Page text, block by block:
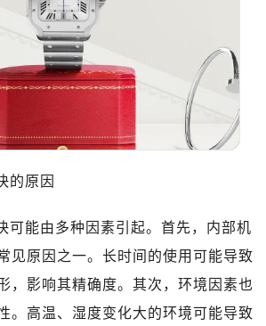
的原因
可能由多种因素引起。首先，内部机
见原因之一。长时间的使用可能导致
，影响其精确度。其次，环境因素也
。高温、湿度变化大的环境可能导致